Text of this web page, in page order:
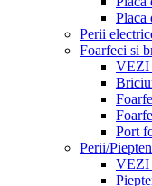
Placa
Perii
Foarfeci si
VEZI
Port
Perii/
VEZI